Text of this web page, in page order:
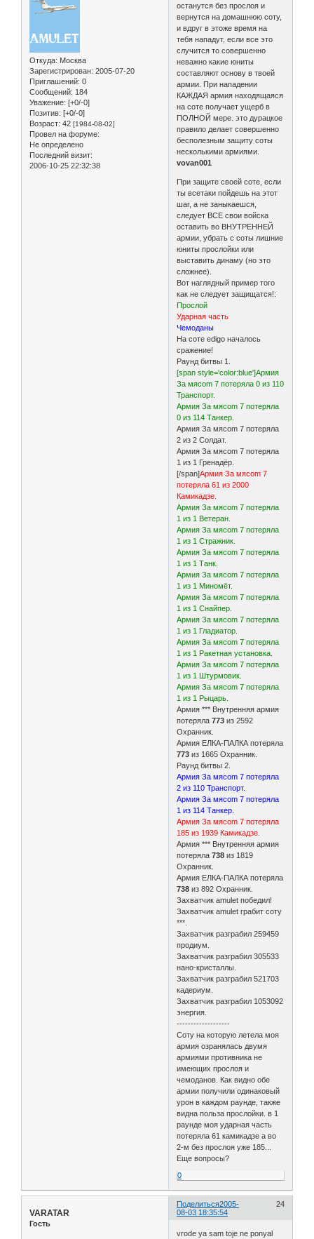
Откуда: Москва
Зарегистрирован: 2005-07-20
Приглашений: 0
Сообщений: 184
Уважение: [+0/-0]
Позитив: [+0/-0]
Возраст: 42 [1984-08-02]
Провел на форуме:
Не определено
Последний визит:
2006-10-25 22:32:38
останутся без прослоя и
вернутся на домашнюю соту,
и вдруг в этоже время на
тебя нападут, если все это
случится то совершенно
неважно какие юниты
составляют основу в твоей
армии. При нападении
КАЖДАЯ армия находящаяся
на соте получает ущерб в
ПОЛНОЙ мере. это дурацкое
правило делает совершенно
бесполезным защиту соты
несколькими армиями.
vovan001
При защите своей соте, если
ты всетаки пойдешь на этот
шаг, а не заныкаешся,
следует ВСЕ свои войска
оставить во ВНУТРЕННЕЙ
армии, убрать с соты лишние
юниты прослойки или
выставить динаму (но это
сложнее).
Вот наглядный пример того
как не следует защищатся!:
Прослой
Ударная часть
Чемоданы
На соте edigo началось
сражение!
Раунд битвы 1.
[span style='color:blue']Армия
За мясоm 7 потеряла 0 из 110
Транспорт.
Армия За мясоm 7 потеряла
0 из 114 Танкер.
Армия За мясоm 7 потеряла
2 из 2 Солдат.
Армия За мясоm 7 потеряла
1 из 1 Гренадёр.
[/span]Армия За мясоm 7
потеряла 61 из 2000
Камикадзе.
Армия За мясоm 7 потеряла
1 из 1 Ветеран.
Армия За мясоm 7 потеряла
1 из 1 Стражник.
Армия За мясоm 7 потеряла
1 из 1 Танк.
Армия За мясоm 7 потеряла
1 из 1 Миномёт.
Армия За мясоm 7 потеряла
1 из 1 Снайпер.
Армия За мясоm 7 потеряла
1 из 1 Гладиатор.
Армия За мясоm 7 потеряла
1 из 1 Ракетная установка.
Армия За мясоm 7 потеряла
1 из 1 Штурмовик.
Армия За мясоm 7 потеряла
1 из 1 Рыцарь.
Армия *** Внутренняя армия
потеряла773 из 2592
Охранник.
Армия ЕЛКА-ПАЛКА потеряла
773 из 1665 Охранник.
Раунд битвы 2.
Армия За мясоm 7 потеряла
2 из 110 Транспорт.
Армия За мясоm 7 потеряла
1 из 114 Танкер.
Армия За мясоm 7 потеряла
185 из 1939 Камикадзе.
Армия *** Внутренняя армия
потеряла738 из 1819
Охранник.
Армия ЕЛКА-ПАЛКА потеряла
738 из 892 Охранник.
Захватчик amulet победил!
Захватчик amulet грабит соту
***.
Захватчик разграбил 259459
продиум.
Захватчик разграбил 305533
нано-кристаллы.
Захватчик разграбил 521703
кадериум.
Захватчик разграбил 1053092
энергия.
-------------------
Соту на которую летела моя
армия озранялась двумя
армиями противника не
имеющих прослоя и
чемоданов. Как видно обе
армии получили одинаковый
урон в каждом раунде, также
видна польза прослойки. в 1
раунде моя ударная часть
потеряла 61 камикадзе а во
2-м без прослоя уже 185...
Еще вопросы?
0
Поделиться 24
2005-
08-03 18:35:54
VARATAR
Гость
vrode ya sam toje ne ponyal